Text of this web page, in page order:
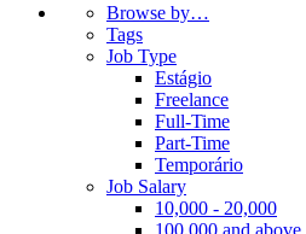
Browse by…
Tags
Job Type
Estágio
Freelance
Full-Time
Part-Time
Temporário
Job Salary
10,000 - 20,000
100,000 and above